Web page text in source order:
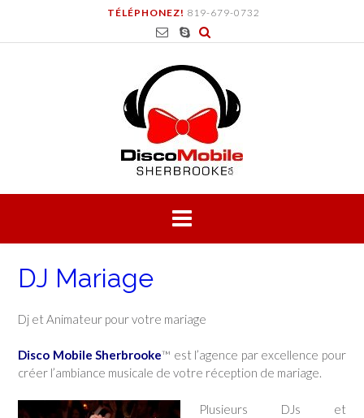
content
TÉLÉPHONEZ! 819-679-0732
DJ Mariage
Dj et Animateur pour votre mariage
Disco Mobile Sherbrooke™ est l’agence par excellence pour
créer l’ambiance musicale de votre réception de mariage.
Plusieurs DJs et